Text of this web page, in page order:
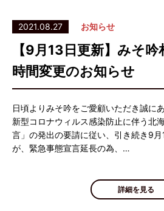
2021.08.27 お知らせ
【9月13日更新】みそ
時間変更のお知らせ
日頃よりみそ吟をご愛顧いただき誠に
新型コロナウィルス感染防止に伴う北
言」の発出の要請に従い、引き続き9
が、緊急事態宣言延長の為、…
詳細を見る